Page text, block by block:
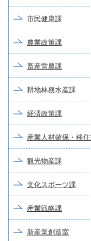
市民健康課
農業政策課
畜産営農課
耕地林務水産課
経済政策課
産業人材確保・移
観光物産課
文化スポーツ課
産業戦略課
新産業創造室